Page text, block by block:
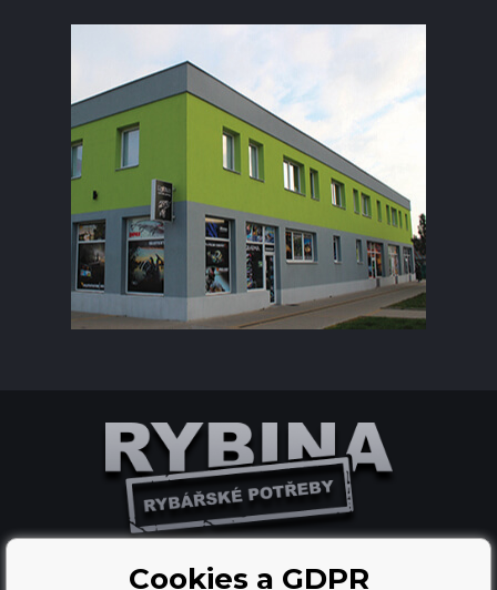
Ecommerce solutions
Cookies a GDPR